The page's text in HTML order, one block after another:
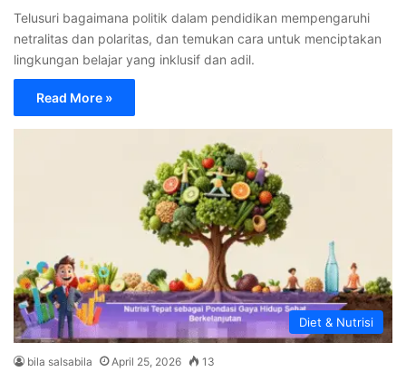
Telusuri bagaimana politik dalam pendidikan mempengaruhi
netralitas dan polaritas, dan temukan cara untuk menciptakan
lingkungan belajar yang inklusif dan adil.
Read More »
Diet & Nutrisi
bila salsabila April 25, 2026 13